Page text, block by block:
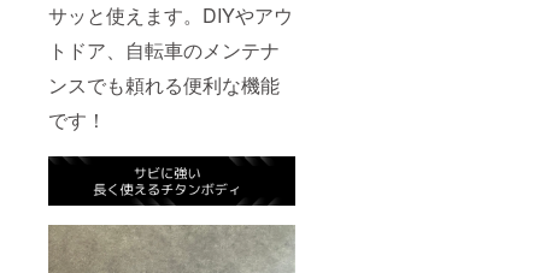
サッと使えます。DIYやアウ
トドア、自転車のメンテナ
ンスでも頼れる便利な機能
です！